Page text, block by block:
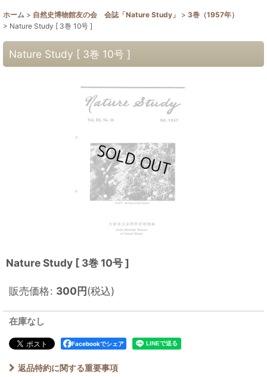
ホーム > 自然史博物館友の会 会誌「Nature Study」 > 3巻（1957年）
> Nature Study [ 3巻 10号 ]
Nature Study [ 3巻 10号 ]
Nature Study [ 3巻 10号 ]
販売価格: 300円(税込)
在庫なし
Facebookでシェア
返品特約に関する重要事項